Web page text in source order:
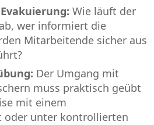
Wie läuft der
wer informiert die
Mitarbeitende sicher aus
Der Umgang mit
muss praktisch geübt
mit einem
oder unter kontrollierten